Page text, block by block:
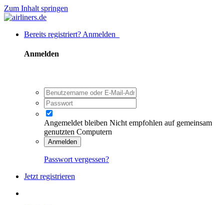
Zum Inhalt springen
Bereits registriert? Anmelden
Anmelden
Angemeldet bleiben Nicht empfohlen auf gemeinsam
genutzten Computern
Anmelden
Passwort vergessen?
Jetzt registrieren